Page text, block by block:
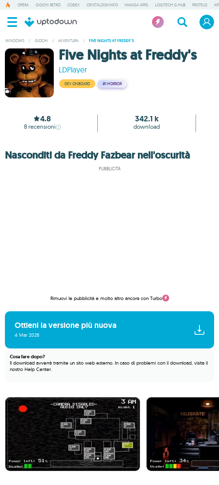
OPERA GIOCHI RETRÒ CODEX CRYSTALDISKINFO MANGA APPS LOGITECH G HUB PROTEUS
WINDOWS / GIOCHI / AVVENTURA / FIVE NIGHTS AT FREDDY'S
Five Nights at Freddy's
LDPlayer
DEV ONBOARD #1 HORROR
4.8
8 recensioni
342.1 k
download
Nasconditi da Freddy Fazbear nell'oscurità
PUBBLICITÀ
Rimuovi le pubblicità e molto altro ancora con Turbo
Ottieni la versione più nuova
4 Mar 2026
Cosa fare dopo?
Il download avverrà tramite un sito web esterno. In caso di problemi con il download, visita il
nostro Help Center.